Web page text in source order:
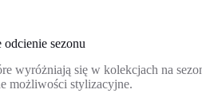
sezonu
wyróżniają się w kolekcjach na
możliwości stylizacyjne.